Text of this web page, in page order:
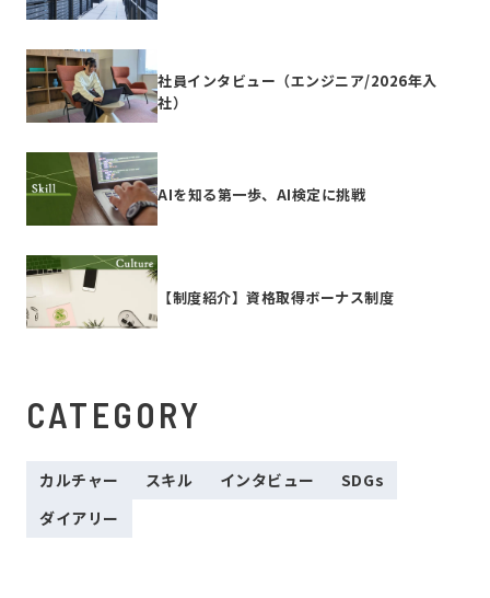
社員インタビュー（エンジニア/2026年入
社）
AIを知る第一歩、AI検定に挑戦
【制度紹介】資格取得ボーナス制度
CATEGORY
カルチャー スキル インタビュー
SDGs
ダイアリー